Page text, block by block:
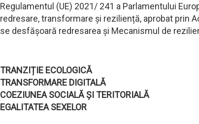
Regulamentul (UE) 2021/ 241 a Parlamentului
redresare, transformare și reziliență, aprobat prin
se desfășoară redresarea și Mecanismul de
TRANZIȚIE ECOLOGICĂ
TRANSFORMARE DIGITALĂ
COEZIUNEA SOCIALĂ ȘI TERITORIALĂ
EGALITATEA SEXELOR